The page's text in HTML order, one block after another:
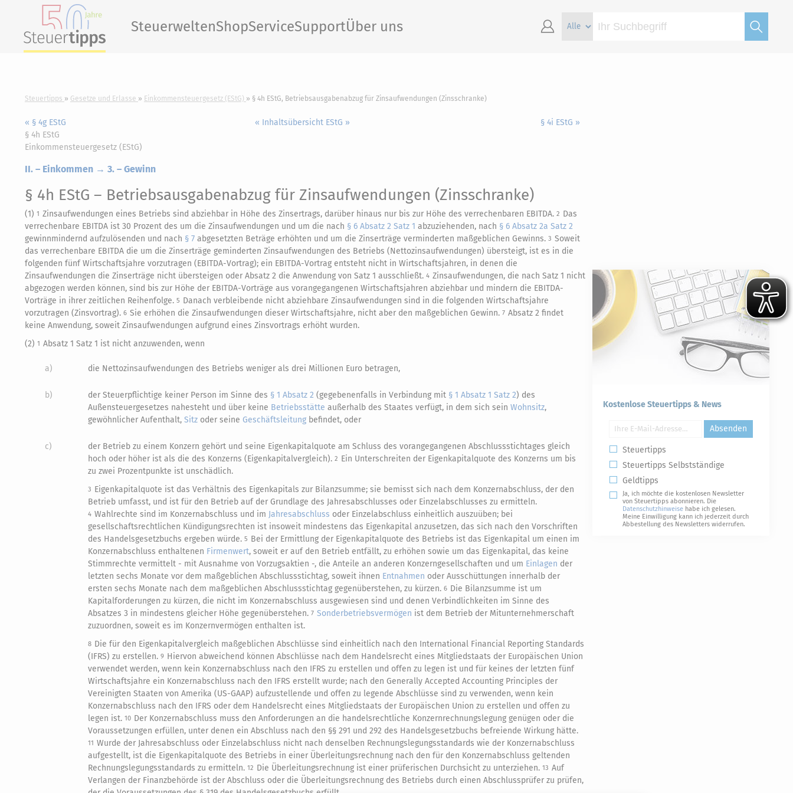
SteuerweltenShopServiceSupportÜber uns
Steuertipps Gesetze und Erlasse Einkommensteuergesetz (EStG) § 4h EStG, Betriebsausgabenabzug für Zinsaufwendungen (Zinsschranke)
« § 4g EStG « Inhaltsübersicht EStG »
§ 4i EStG »
§ 4h EStG
Einkommensteuergesetz (EStG)
II. – Einkommen → 3. – Gewinn
§ 4h EStG – Betriebsausgabenabzug für Zinsaufwendungen (Zinsschranke)
(1) 1 Zinsaufwendungen eines Betriebs sind abziehbar in Höhe des Zinsertrags, darüber hinaus nur bis zur Höhe des verrechenbaren EBITDA. 2 Das
verrechenbare EBITDA ist 30 Prozent des um die Zinsaufwendungen und um die nach § 6 Absatz 2 Satz 1 abzuziehenden, nach § 6 Absatz 2a Satz 2
gewinnmindernd aufzulösenden und nach § 7 abgesetzten Beträge erhöhten und um die Zinserträge verminderten maßgeblichen Gewinns. 3 Soweit
das verrechenbare EBITDA die um die Zinserträge geminderten Zinsaufwendungen des Betriebs (Nettozinsaufwendungen) übersteigt, ist es in die
folgenden fünf Wirtschaftsjahre vorzutragen (EBITDA-Vortrag); ein EBITDA-Vortrag entsteht nicht in Wirtschaftsjahren, in denen die
Zinsaufwendungen die Zinserträge nicht übersteigen oder Absatz 2 die Anwendung von Satz 1 ausschließt. 4 Zinsaufwendungen, die nach Satz 1 nicht
abgezogen werden können, sind bis zur Höhe der EBITDA-Vorträge aus vorangegangenen Wirtschaftsjahren abziehbar und mindern die EBITDA-
Vorträge in ihrer zeitlichen Reihenfolge. 5 Danach verbleibende nicht abziehbare Zinsaufwendungen sind in die folgenden Wirtschaftsjahre
vorzutragen (Zinsvortrag). 6 Sie erhöhen die Zinsaufwendungen dieser Wirtschaftsjahre, nicht aber den maßgeblichen Gewinn. 7 Absatz 2 findet
keine Anwendung, soweit Zinsaufwendungen aufgrund eines Zinsvortrags erhöht wurden.
(2) 1 Absatz 1 Satz 1 ist nicht anzuwenden, wenn
a) die Nettozinsaufwendungen des Betriebs weniger als drei Millionen Euro betragen,
b) der Steuerpflichtige keiner Person im Sinne des § 1 Absatz 2 (gegebenenfalls in Verbindung mit § 1 Absatz 1 Satz 2) des
Außensteuergesetzes nahesteht und über keine Betriebsstätte außerhalb des Staates verfügt, in dem sich sein Wohnsitz,
gewöhnlicher Aufenthalt, Sitzoder seine Geschäftsleitungbefindet, oder
c)
der Betrieb zu einem Konzern gehört und seine Eigenkapitalquote am Schluss des vorangegangenen Abschlussstichtages gleich
hoch oder höher ist als die des Konzerns (Eigenkapitalvergleich). 2 Ein Unterschreiten der Eigenkapitalquote des Konzerns um bis
zu zwei Prozentpunkte ist unschädlich.
3 Eigenkapitalquote ist das Verhältnis des Eigenkapitals zur Bilanzsumme; sie bemisst sich nach dem Konzernabschluss, der den
Betrieb umfasst, und ist für den Betrieb auf der Grundlage des Jahresabschlusses oder Einzelabschlusses zu ermitteln.
4 Wahlrechte sind im Konzernabschluss und im Jahresabschluss oder Einzelabschluss einheitlich auszuüben; bei
gesellschaftsrechtlichen Kündigungsrechten ist insoweit mindestens das Eigenkapital anzusetzen, das sich nach den Vorschriften
des Handelsgesetzbuchs ergeben würde. 5 Bei der Ermittlung der Eigenkapitalquote des Betriebs ist das Eigenkapital um einen im
Konzernabschluss enthaltenen Firmenwert, soweit er auf den Betrieb entfällt, zu erhöhen sowie um das Eigenkapital, das keine
Stimmrechte vermittelt - mit Ausnahme von Vorzugsaktien -, die Anteile an anderen Konzerngesellschaften und um Einlagen der
letzten sechs Monate vor dem maßgeblichen Abschlussstichtag, soweit ihnen Entnahmen oder Ausschüttungen innerhalb der
ersten sechs Monate nach dem maßgeblichen Abschlussstichtag gegenüberstehen, zu kürzen. 6 Die Bilanzsumme ist um
Kapitalforderungen zu kürzen, die nicht im Konzernabschluss ausgewiesen sind und denen Verbindlichkeiten im Sinne des
Absatzes 3 in mindestens gleicher Höhe gegenüberstehen. 7 Sonderbetriebsvermögen ist dem Betrieb der Mitunternehmerschaft
zuzuordnen, soweit es im Konzernvermögen enthalten ist.
8 Die für den Eigenkapitalvergleich maßgeblichen Abschlüsse sind einheitlich nach den International Financial Reporting Standards
(IFRS) zu erstellen. 9 Hiervon abweichend können Abschlüsse nach dem Handelsrecht eines Mitgliedstaats der Europäischen Union
verwendet werden, wenn kein Konzernabschluss nach den IFRS zu erstellen und offen zu legen ist und für keines der letzten fünf
Wirtschaftsjahre ein Konzernabschluss nach den IFRS erstellt wurde; nach den Generally Accepted Accounting Principles der
Vereinigten Staaten von Amerika (US-GAAP) aufzustellende und offen zu legende Abschlüsse sind zu verwenden, wenn kein
Konzernabschluss nach den IFRS oder dem Handelsrecht eines Mitgliedstaats der Europäischen Union zu erstellen und offen zu
legen ist. 10 Der Konzernabschluss muss den Anforderungen an die handelsrechtliche Konzernrechnungslegung genügen oder die
Voraussetzungen erfüllen, unter denen ein Abschluss nach den §§ 291 und 292 des Handelsgesetzbuchs befreiende Wirkung hätte.
11 Wurde der Jahresabschluss oder Einzelabschluss nicht nach denselben Rechnungslegungsstandards wie der Konzernabschluss
aufgestellt, ist die Eigenkapitalquote des Betriebs in einer Überleitungsrechnung nach den für den Konzernabschluss geltenden
Rechnungslegungsstandards zu ermitteln. 12 Die Überleitungsrechnung ist einer prüferischen Durchsicht zu unterziehen. 13 Auf
Verlangen der Finanzbehörde ist der Abschluss oder die Überleitungsrechnung des Betriebs durch einen Abschlussprüfer zu prüfen,
Kostenlose Steuertipps & News
Absenden
Steuertipps
Steuertipps Selbstständige
Geldtipps
Ja, ich möchte die kostenlosen Newsletter
von Steuertipps abonnieren. Die
Datenschutzhinweise habe ich gelesen.
Meine Einwilligung kann ich jederzeit durch
Abbestellung des Newsletters widerrufen.